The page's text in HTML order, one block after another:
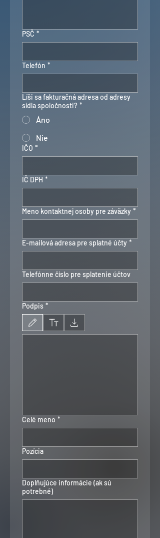
PSČ *
Telefón *
Líši sa fakturačná adresa od adresy
sídla spoločnosti? *
Áno
Nie
IČO *
IČ DPH *
Meno kontaktnej osoby pre záväzky *
E-mailová adresa pre splatné účty *
Telefónne číslo pre splatenie účtov
Podpis *
Vybraný režim kreslenia. Kreslenie vyžaduje myš alebo
Celé meno *
Pozícia
Doplňujúce informácie (ak sú
potrebné)